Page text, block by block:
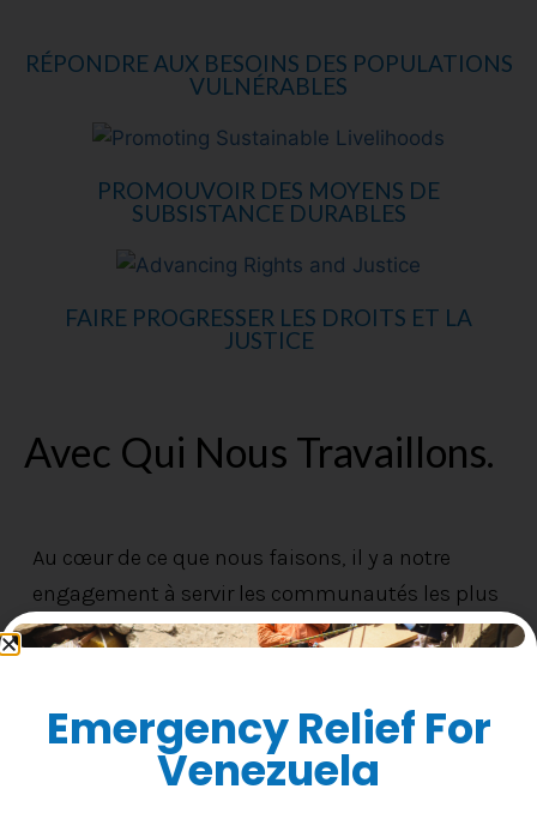
RÉPONDRE AUX BESOINS DES POPULATIONS
VULNÉRABLES
PROMOUVOIR DES MOYENS DE
SUBSISTANCE DURABLES
FAIRE PROGRESSER LES DROITS ET LA
JUSTICE
Avec Qui Nous Travaillons.
Au cœur de ce que nous faisons, il y a notre
engagement à servir les communautés les plus
vulnérables. Notre mission est motivée par notre
Emergency Relief For
Venezuela